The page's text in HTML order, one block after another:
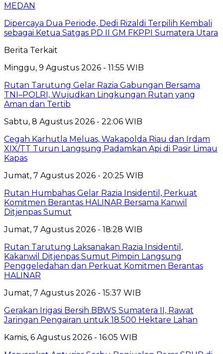
MEDAN
Dipercaya Dua Periode, Dedi Rizaldi Terpilih Kembali
sebagai Ketua Satgas PD II GM FKPPI Sumatera Utara
Berita Terkait
Minggu, 9 Agustus 2026 - 11:55 WIB
Rutan Tarutung Gelar Razia Gabungan Bersama
TNI–POLRI, Wujudkan Lingkungan Rutan yang
Aman dan Tertib
Sabtu, 8 Agustus 2026 - 22:06 WIB
Cegah Karhutla Meluas, Wakapolda Riau dan Irdam
XIX/TT Turun Langsung Padamkan Api di Pasir Limau
Kapas
Jumat, 7 Agustus 2026 - 20:25 WIB
Rutan Humbahas Gelar Razia Insidentil, Perkuat
Komitmen Berantas HALINAR Bersama Kanwil
Ditjenpas Sumut
Jumat, 7 Agustus 2026 - 18:28 WIB
Rutan Tarutung Laksanakan Razia Insidentil,
Kakanwil Ditjenpas Sumut Pimpin Langsung
Penggeledahan dan Perkuat Komitmen Berantas
HALINAR
Jumat, 7 Agustus 2026 - 15:37 WIB
Gerakan Irigasi Bersih BBWS Sumatera II, Rawat
Jaringan Pengairan untuk 18.500 Hektare Lahan
Kamis, 6 Agustus 2026 - 16:05 WIB